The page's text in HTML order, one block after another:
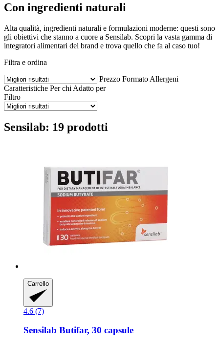
Con ingredienti naturali
Alta qualità, ingredienti naturali e formulazioni moderne: questi sono
gli obiettivi che stanno a cuore a Sensilab. Scopri la vasta gamma di
integratori alimentari del brand e trova quello che fa al caso tuo!
Filtra e ordina
Prezzo Formato Allergeni
Caratteristiche Per chi Adatto per
Filtro
Sensilab: 19 prodotti
Carrello
4.6 (7)
Sensilab Butifar, 30 capsule